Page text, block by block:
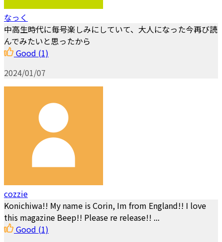
なっく
中高生時代に毎号楽しみにしていて、大人になった今再び読
んでみたいと思ったから
Good (1)
2024/01/07
cozzie
Konichiwa!! My name is Corin, Im from England!! I love
this magazine Beep!! Please re release!! ...
Good (1)